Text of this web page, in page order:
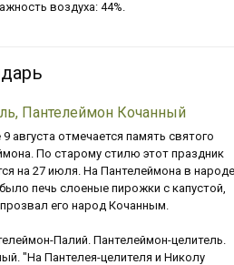
воздуха: 44%.
Пантелеймон Кочанный
августа отмечается память святого
По старому стилю этот праздник
на 27 июля. На Пантелеймона в народе
печь слоеные пирожки с капустой,
его народ Кочанным.
Палий. Пантелеймон-целитель.
"На Пантелея-целителя и Николу